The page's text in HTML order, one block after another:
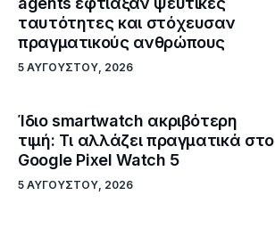
ταυτότητες και στόχευσαν
πραγματικούς ανθρώπους
5 ΑΥΓΟΎΣΤΟΥ, 2026
Ίδιο smartwatch ακριβότερη
τιμή: Τι αλλάζει πραγματικά στο
Google Pixel Watch 5
5 ΑΥΓΟΎΣΤΟΥ, 2026